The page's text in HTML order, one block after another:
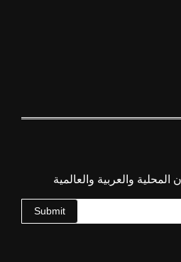
والعربية والعالمية
Submit